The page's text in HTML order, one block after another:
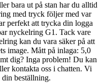
bara ut på stan har du alltid
med tryck följer med var
perfekt att trycka din logga
nyckelring G1. Tack vare
kan du vara säker på att
image. Mått på inlaga: 5,0
dig? Inga problem! Du kan
kontakta oss i chatten. Vi
din beställning.